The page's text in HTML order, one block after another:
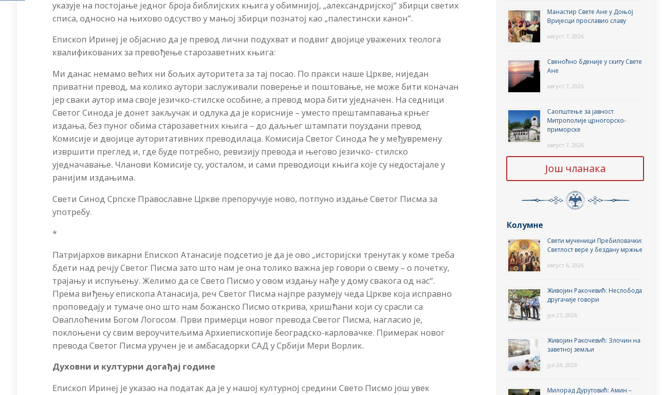
указује на постојање једног броја библијских књига у обимнијој, „александријској” збирци светих
списа, односно на њихово одсуство у мањој збирци познатој као „палестински канон”.
Епископ Иринеј је објаснио да је превод лични подухват и подвиг двојице уважених теолога
квалификованих за превођење старозаветних књига:
Ми данас немамо већих ни бољих ауторитета за тај посао. По пракси наше Цркве, ниједан
приватни превод, ма колико аутори заслуживали поверење и поштовање, не може бити коначан
јер сваки аутор има своје језичко-стилске особине, а превод мора бити уједначен. На седници
Светог Синода је донет закључак и одлука да је корисније – уместо прештампавања крњег
издања, без пуног обима старозаветних књига – до даљњег штампати поуздани превод
Комисије и двојице ауторитативних преводилаца. Комисија Светог Синода ће у међувремену
извршити преглед и, где буде потребно, ревизију превода и његово језичко- стилско
уједначавање. Чланови Комисије су, уосталом, и сами преводиоци књига које су недостајале у
ранијим издањима.
Свети Синод Српске Православне Цркве препоручује ново, потпуно издање Светог Писма за
употребу.
*
Патријархов викарни Епископ Атанасије подсетио је да је ово „историјски тренутак у коме треба
бдети над речју Светог Писма зато што нам је она толико важна јер говори о свему – о почетку,
трајању и испуњењу. Желимо да се Свето Писмо у овом издању нађе у дому свакога од нас“.
Према виђењу епископа Атанасија, реч Светог Писма најпре разумеју чеда Цркве која исправно
проповедају и тумаче оно што нам божанско Писмо открива, хришћани који су срасли са
Оваплоћеним Богом Логосом. Први примерци новог превода Светог Писма, нагласио је,
поклоњени су свим вероучитељима Архиепископије београдско-карловачке. Примерак новог
превода Светог Писма уручен је и амбасадорки САД у Србији Мери Ворлик.
Духовни и културни догађај године
Епископ Иринеј је указао на податак да је у нашој културној средини Свето Писмо још увек
Манастир Свете Ане у Доњој
Вријесци прославио славу
август 7, 2026
Свеноћно бденије у скиту Свете
Ане
август 7, 2026
Саопштење за јавност
Митрополије црногорско-
приморске
август 7, 2026
Још чланака
Колумне
Свети мученици Пребиловачки:
Светлост вере у бездану мржње
август 6, 2026
Живојин Ракочевић: Неслобода
другачије говори
јул 27, 2026
Живојин Ракочевић: Злочин на
заветној земљи
јул 24, 2026
Милорад Дурутовић: Амин –